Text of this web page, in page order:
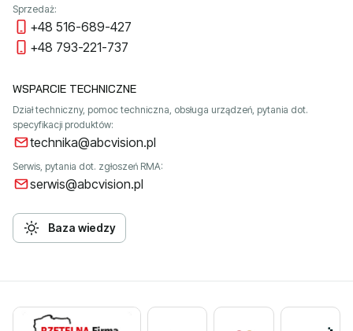
Sprzedaż:
+48 516-689-427
+48 793-221-737
WSPARCIE TECHNICZNE
Dział techniczny, pomoc techniczna, obsługa urządzeń, pytania dot.
specyfikacji produktów:
technika@abcvision.pl
Serwis, pytania dot. zgłoszeń RMA:
serwis@abcvision.pl
Baza wiedzy